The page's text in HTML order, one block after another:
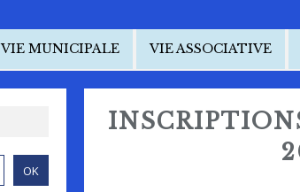
VIE MUNICIPALE VIE ASSOCIATIVE